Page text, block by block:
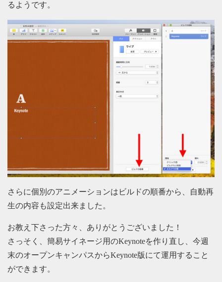
るようです。
さらに個別のアニメーションはビルドの順番から、自動再
生の内容も設定出来ました。
お教え下さった方々、ありがとうございました！
さっそく、簡易サイネージ用のKeynoteを作り直し、今週
末のオープンキャンパスからKeynote版にて運用すること
ができます。